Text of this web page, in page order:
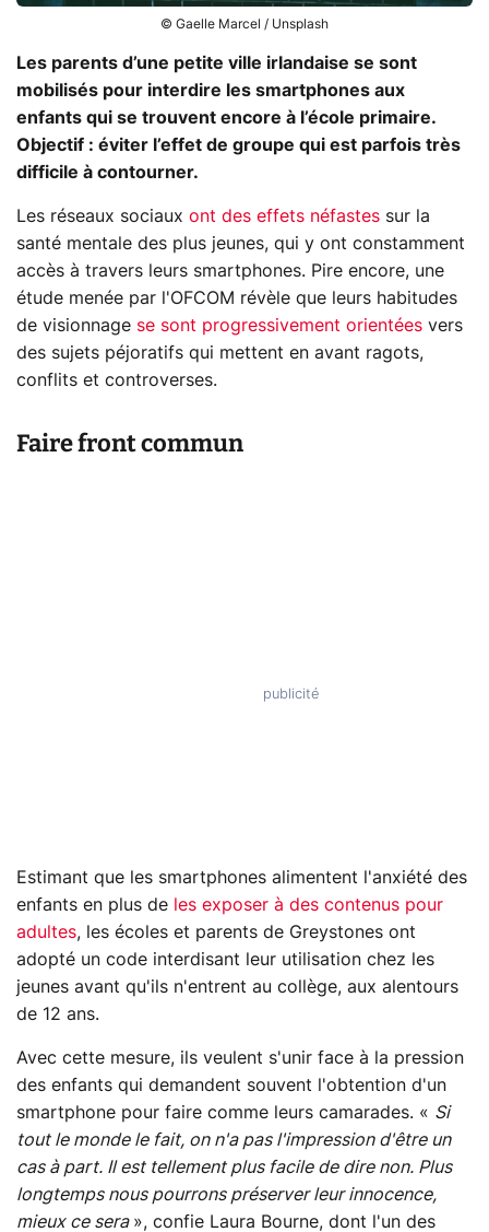
© Gaelle Marcel / Unsplash
Les parents d’une petite ville irlandaise se sont
mobilisés pour interdire les smartphones aux
enfants qui se trouvent encore à l’école primaire.
Objectif : éviter l’effet de groupe qui est parfois très
difficile à contourner.
Les réseaux sociaux ont des effets néfastes sur la
santé mentale des plus jeunes, qui y ont constamment
accès à travers leurs smartphones. Pire encore, une
étude menée par l'OFCOM révèle que leurs habitudes
de visionnage se sont progressivement orientées vers
des sujets péjoratifs qui mettent en avant ragots,
conflits et controverses.
Faire front commun
Estimant que les smartphones alimentent l'anxiété des
enfants en plus de les exposer à des contenus pour
adultes, les écoles et parents de Greystones ont
adopté un code interdisant leur utilisation chez les
jeunes avant qu'ils n'entrent au collège, aux alentours
de 12 ans.
Avec cette mesure, ils veulent s'unir face à la pression
des enfants qui demandent souvent l'obtention d'un
smartphone pour faire comme leurs camarades. « Si
tout le monde le fait, on n'a pas l'impression d'être un
cas à part. Il est tellement plus facile de dire non. Plus
longtemps nous pourrons préserver leur innocence,
mieux ce sera », confie Laura Bourne, dont l'un des